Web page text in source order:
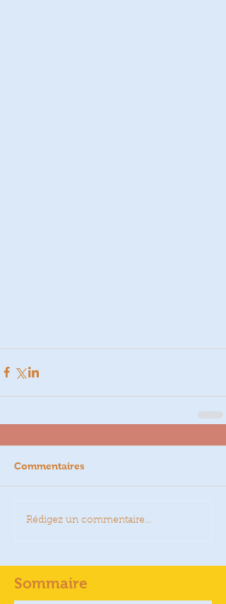
Commentaires
Rédigez un commentaire...
Sommaire